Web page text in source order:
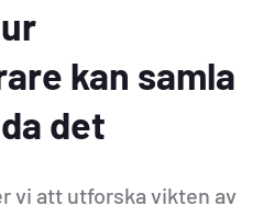
kan samla
det
vi att utforska vikten av